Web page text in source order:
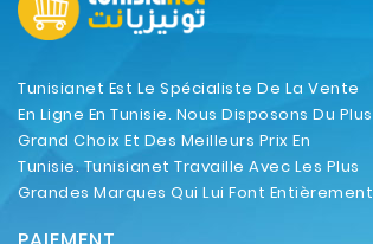
Tunisianet Est Le Spécialiste De La Vente
En Ligne En Tunisie. Nous Disposons Du Plus
Grand Choix Et Des Meilleurs Prix En
Tunisie. Tunisianet Travaille Avec Les Plus
Grandes Marques Qui Lui Font Entièrement